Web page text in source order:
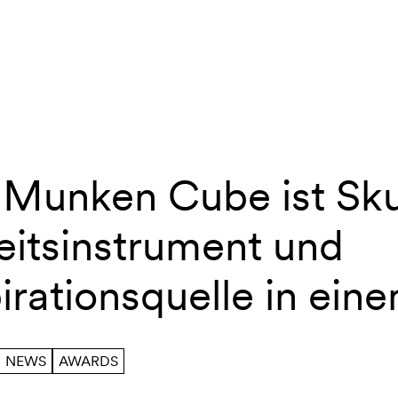
Cube ist
und
in
NEWS AWARDS